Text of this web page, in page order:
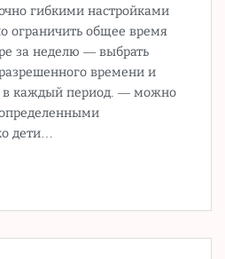
гибкими настройками
общее время
за неделю — выбрать
времени и
в каждый период. — можно
определенными
дети…